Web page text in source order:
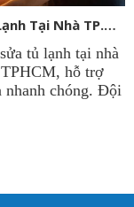
Sửa Tủ Lạnh Tại Nhà TP.HCM
tủ lạnh tại nhà
hỗ trợ
nhanh chóng. Đội
ty